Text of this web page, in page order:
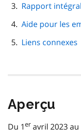
Rapport intégral
Aide pour les
Liens connexes
Aperçu
Du 1er avril 2023